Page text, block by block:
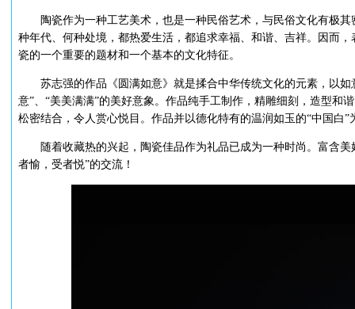
陶瓷作为一种工艺美术，也是一种民俗艺术，与民俗文化有极其
种年代、何种处境，都热爱生活，都追求幸福、和谐、吉祥。因而
瓷的一个重要的题材和一个基本的文化特征。
苏志强的作品《圆满如意》就是揉合中华传统文化的元素，以如
意”、“美美满满”的美好意象。作品纯手工制作，精雕细刻，造型和
松密结合，令人赏心悦目。作品并以德化特有的温润如玉的“中国白
随着收藏热的兴起，陶瓷佳品作为礼品已成为一种时尚。富含美
者愉，受者悦”的交流！